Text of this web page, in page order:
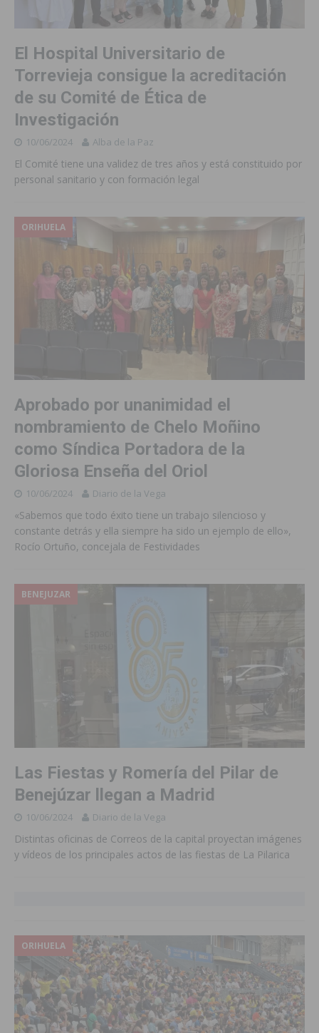
El Hospital Universitario de
Torrevieja consigue la acreditación
de su Comité de Ética de
Investigación
10/06/2024 Alba de la Paz
El Comité tiene una validez de tres años y está constituido por
personal sanitario y con formación legal
ORIHUELA
Aprobado por unanimidad el
nombramiento de Chelo Moñino
como Síndica Portadora de la
Gloriosa Enseña del Oriol
10/06/2024 Diario de la Vega
«Sabemos que todo éxito tiene un trabajo silencioso y
constante detrás y ella siempre ha sido un ejemplo de ello»,
Rocío Ortuño, concejala de Festividades
BENEJUZAR
Las Fiestas y Romería del Pilar de
Benejúzar llegan a Madrid
10/06/2024 Diario de la Vega
Distintas oficinas de Correos de la capital proyectan imágenes
y vídeos de los principales actos de las fiestas de La Pilarica
ORIHUELA